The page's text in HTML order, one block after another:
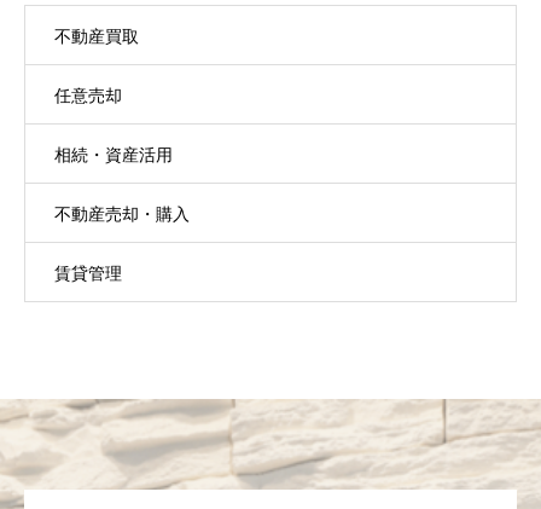
不動産買取
任意売却
相続・資産活用
不動産売却・購入
賃貸管理